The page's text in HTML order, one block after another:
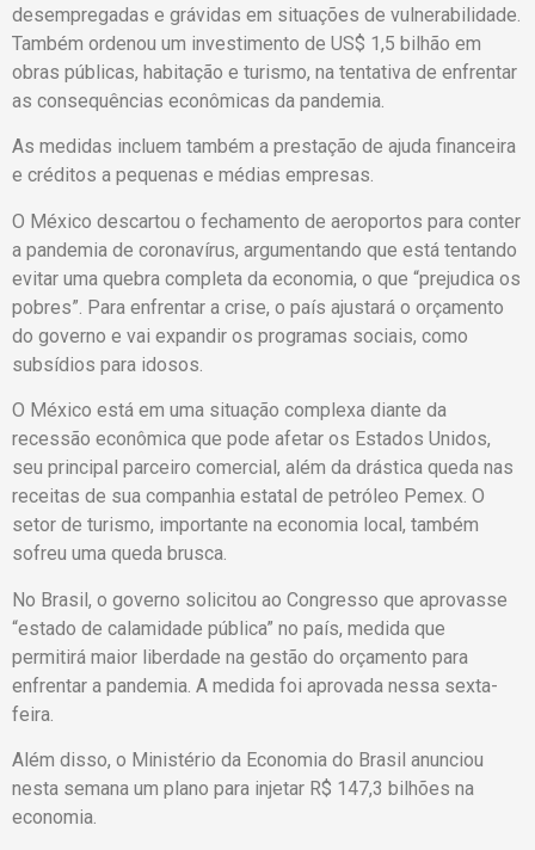
desempregadas e grávidas em situações de vulnerabilidade.
Também ordenou um investimento de US$ 1,5 bilhão em
obras públicas, habitação e turismo, na tentativa de enfrentar
as consequências econômicas da pandemia.
As medidas incluem também a prestação de ajuda financeira
e créditos a pequenas e médias empresas.
O México descartou o fechamento de aeroportos para conter
a pandemia de coronavírus, argumentando que está tentando
evitar uma quebra completa da economia, o que “prejudica os
pobres”. Para enfrentar a crise, o país ajustará o orçamento
do governo e vai expandir os programas sociais, como
subsídios para idosos.
O México está em uma situação complexa diante da
recessão econômica que pode afetar os Estados Unidos,
seu principal parceiro comercial, além da drástica queda nas
receitas de sua companhia estatal de petróleo Pemex. O
setor de turismo, importante na economia local, também
sofreu uma queda brusca.
No Brasil, o governo solicitou ao Congresso que aprovasse
“estado de calamidade pública” no país, medida que
permitirá maior liberdade na gestão do orçamento para
enfrentar a pandemia. A medida foi aprovada nessa sexta-
feira.
Além disso, o Ministério da Economia do Brasil anunciou
nesta semana um plano para injetar R$ 147,3 bilhões na
economia.